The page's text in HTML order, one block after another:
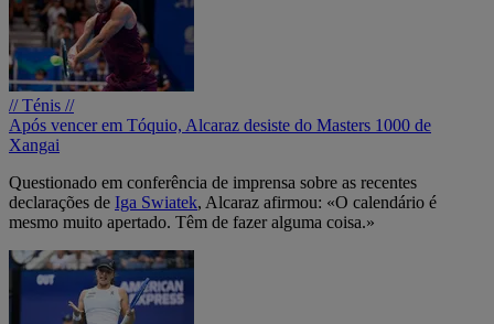
// Ténis //
Após vencer em Tóquio, Alcaraz desiste do Masters 1000 de
Xangai
Questionado em conferência de imprensa sobre as recentes
declarações de Iga Swiatek, Alcaraz afirmou: «O calendário é
mesmo muito apertado. Têm de fazer alguma coisa.»